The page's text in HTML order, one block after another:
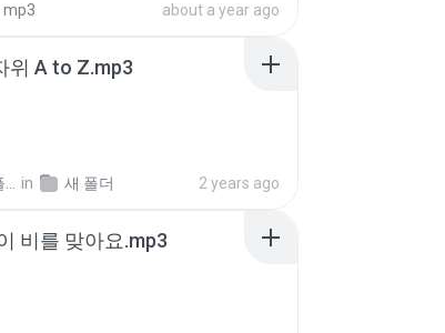
mp3 about a year ago
위 A to Z.mp3
in 새 폴더 2 years ago
비를 맞아요.mp3